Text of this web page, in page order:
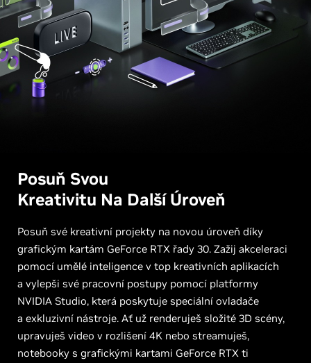
Posuň Svou
Kreativitu Na Další Úroveň
Posuň své kreativní projekty na novou úroveň díky
grafickým kartám GeForce RTX řady 30. Zažij akceleraci
pomocí umělé inteligence v top kreativních aplikacích
a vylepši své pracovní postupy pomocí platformy
NVIDIA Studio, která poskytuje speciální ovladače
a exkluzivní nástroje. Ať už renderuješ složité 3D scény,
upravuješ video v rozlišení 4K nebo streamuješ,
notebooky s grafickými kartami GeForce RTX ti